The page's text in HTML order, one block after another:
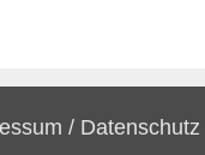
/ Datenschutz